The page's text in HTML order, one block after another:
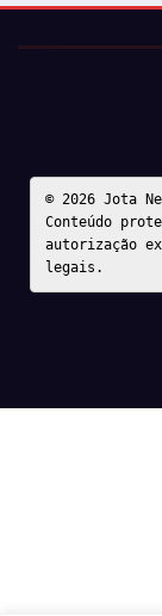
© 2026 Jota
Conteúdo
autorização
legais.